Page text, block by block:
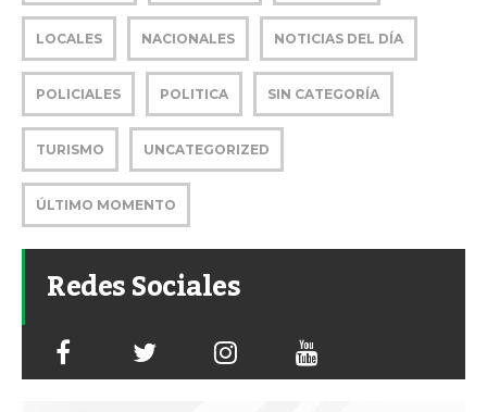
LOCALES NACIONALES NOTICIAS DEL DÍA
POLICIALES POLITICA SIN CATEGORÍA
TURISMO UNCATEGORIZED
ÚLTIMO MOMENTO
Redes Sociales